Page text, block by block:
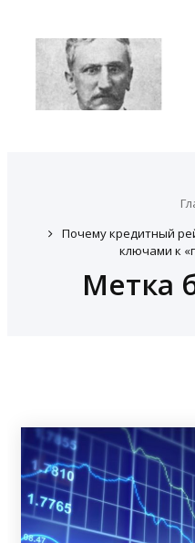
Почему кредитный
ключами к
Метка